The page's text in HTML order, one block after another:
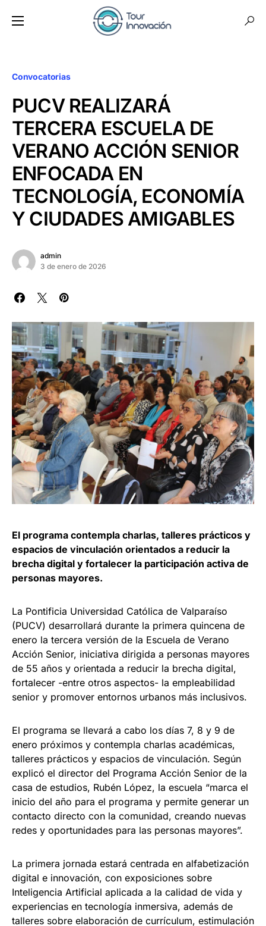
Convocatorias
PUCV REALIZARÁ
TERCERA ESCUELA DE
VERANO ACCIÓN SENIOR
ENFOCADA EN
TECNOLOGÍA, ECONOMÍA
Y CIUDADES AMIGABLES
admin
3 de enero de 2026
El programa contempla charlas, talleres prácticos y
espacios de vinculación orientados a reducir la
brecha digital y fortalecer la participación activa de
personas mayores.
La Pontificia Universidad Católica de Valparaíso
(PUCV) desarrollará durante la primera quincena de
enero la tercera versión de la Escuela de Verano
Acción Senior, iniciativa dirigida a personas mayores
de 55 años y orientada a reducir la brecha digital,
fortalecer -entre otros aspectos- la empleabilidad
senior y promover entornos urbanos más inclusivos.
El programa se llevará a cabo los días 7, 8 y 9 de
enero próximos y contempla charlas académicas,
talleres prácticos y espacios de vinculación. Según
explicó el director del Programa Acción Senior de la
casa de estudios, Rubén López, la escuela “marca el
inicio del año para el programa y permite generar un
contacto directo con la comunidad, creando nuevas
redes y oportunidades para las personas mayores”.
La primera jornada estará centrada en alfabetización
digital e innovación, con exposiciones sobre
Inteligencia Artificial aplicada a la calidad de vida y
experiencias en tecnología inmersiva, además de
talleres sobre elaboración de currículum, estimulación